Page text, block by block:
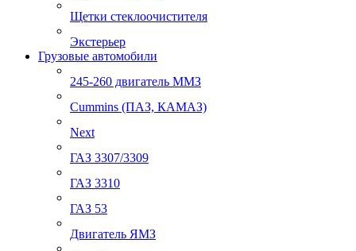
Щетки стеклоочистителя
Экстерьер
Грузовые автомобили
245-260 двигатель ММЗ
Cummins (ПАЗ, КАМАЗ)
Next
ГАЗ 3307/3309
ГАЗ 3310
ГАЗ 53
Двигатель ЯМЗ